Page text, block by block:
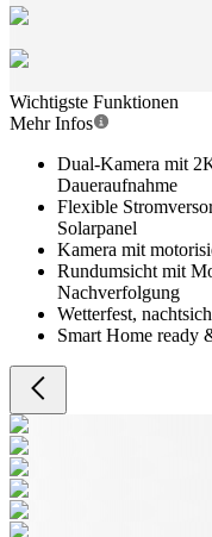
Wichtigste Funktionen
Mehr Infos
Dual-Kamera mit
Daueraufnahme
Flexible
Solarpanel
Kamera mit
Rundumsicht mit
Nachverfolgung
Wetterfest,
Smart Home ready